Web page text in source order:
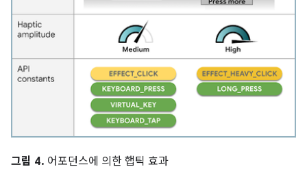
그림 4. 어포던스에 의한 햅틱 효과